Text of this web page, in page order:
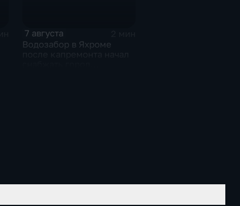
7 августа
Водозабор в Яхроме